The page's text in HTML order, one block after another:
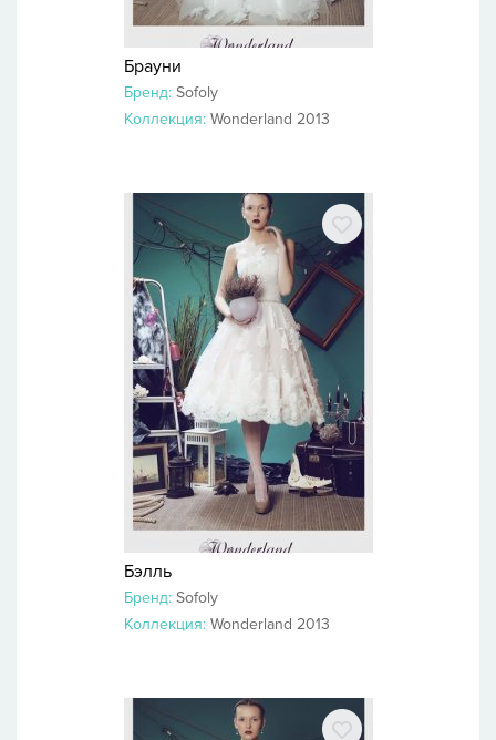
Брауни
Бренд: Sofoly
Коллекция: Wonderland 2013
Бэлль
Бренд: Sofoly
Коллекция: Wonderland 2013